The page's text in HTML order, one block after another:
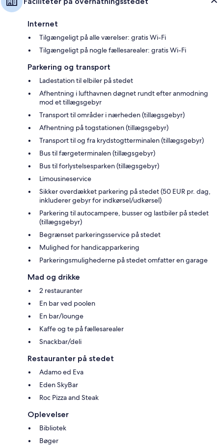
Internet
Tilgængeligt på alle værelser: gratis Wi-Fi
Tilgængeligt på nogle fællesarealer: gratis Wi-Fi
Parkering og transport
Ladestation til elbiler på stedet
Afhentning i lufthavnen døgnet rundt efter anmodning
mod et tillægsgebyr
Transport til områder i nærheden (tillægsgebyr)
Afhentning på togstationen (tillægsgebyr)
Transport til og fra krydstogtterminalen (tillægsgebyr)
Bus til færgeterminalen (tillægsgebyr)
Bus til forlystelsesparken (tillægsgebyr)
Limousineservice
Sikker overdækket parkering på stedet (50 EUR pr. dag,
inkluderer gebyr for indkørsel/udkørsel)
Parkering til autocampere, busser og lastbiler på stedet
(tillægsgebyr)
Begrænset parkeringsservice på stedet
Mulighed for handicapparkering
Parkeringsmulighederne på stedet omfatter en garage
Mad og drikke
2 restauranter
En bar ved poolen
En bar/lounge
Kaffe og te på fællesarealer
Snackbar/deli
Restauranter på stedet
Adamo ed Eva
Eden SkyBar
Roc Pizza and Steak
Oplevelser
Bibliotek
Bøger